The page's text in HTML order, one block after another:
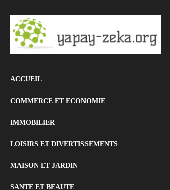
ACCUEIL
COMMERCE ET ECONOMIE
IMMOBILIER
LOISIRS ET DIVERTISSEMENTS
MAISON ET JARDIN
SANTE ET BEAUTE